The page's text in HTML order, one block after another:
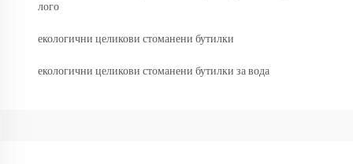
лого
екологични целикови стоманени бутилки
екологични целикови стоманени бутилки за вода